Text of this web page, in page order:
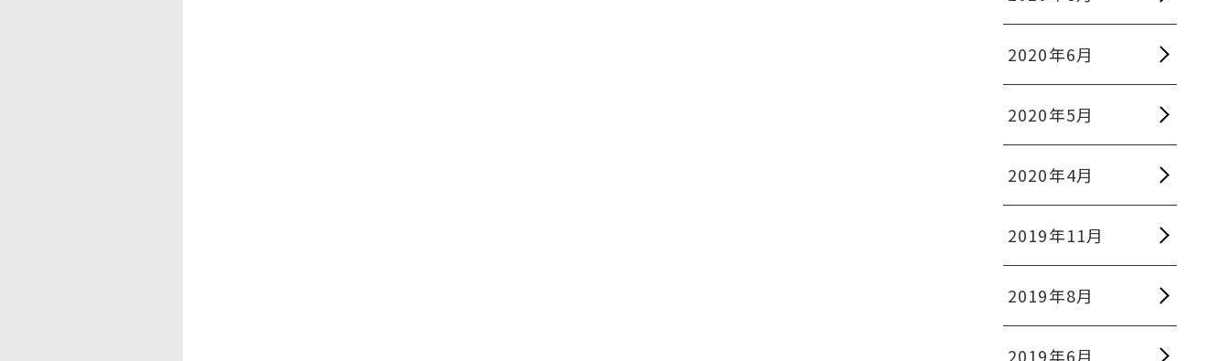
2020年6月
2020年5月
2020年4月
2019年11月
2019年8月
2019年6月